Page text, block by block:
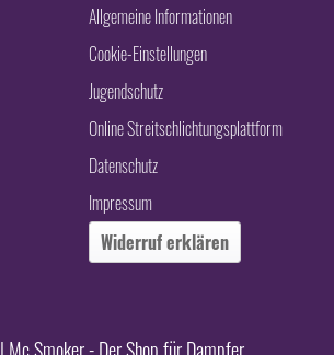
Allgemeine Informationen
Cookie-Einstellungen
Jugendschutz
Online Streitschlichtungsplattform
Datenschutz
Impressum
Widerruf erklären